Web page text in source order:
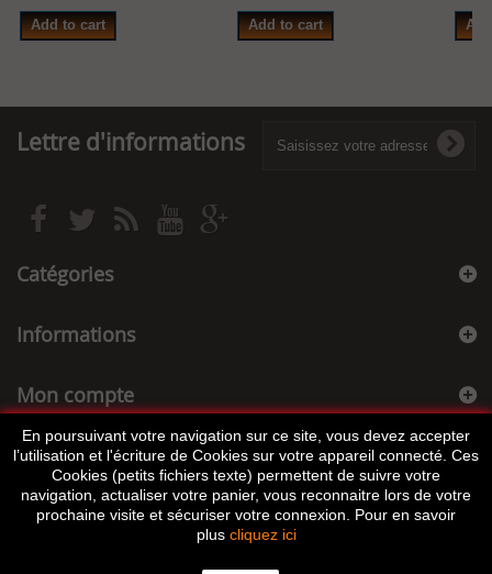
Add to cart Add to cart
Lettre d'informations
Catégories
Informations
Mon compte
Informations sur votre boutique
En poursuivant votre navigation sur ce site, vous devez accepter
l’utilisation et l'écriture de Cookies sur votre appareil connecté. Ces
Cookies (petits fichiers texte) permettent de suivre votre
navigation, actualiser votre panier, vous reconnaitre lors de votre
prochaine visite et sécuriser votre connexion. Pour en savoir
plus cliquez ici